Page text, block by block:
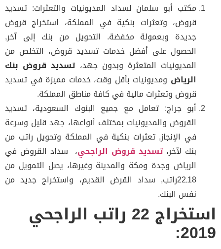
مكتب أبو سلمان لسداد المديونيات والتعثرات: تسديد
قروض، وتعثرات بنكية في المملكة، استخراج قروض
جديدة وبعمولة مخفضة. التحويل من بنك إلى آخر,
الحصول على أفضل خدمات تسديد قروض، التخلص من
المديونيات المتعثرة وبدون جهد،تسديد قروض بنك
الرياضومديونيات بأقل وقت، خدمات مميزة في تسديد
قروض وتعثرات مالية في كافة مناطق المملكة.
أبو جراج: تعامل مع جميع البنوك السعودية، تسديد
القروض والمديونيات بمختلف أنواعها، جهد قليل وسرعة
في الإنجاز, تعثرات بنكية في المملكة وتحويل راتب من
بنك لآخر تسديد قروض الراجحي، سداد القروض في
الرياض وجدة ومكة والمدينة وغيرها، يصل التمويل من
18ـ22راتب, سداد القرض القديم، واستخراج جديد من
نفس البنك.
استخراج 22 راتب الراجحي